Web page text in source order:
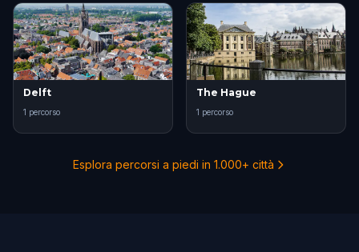
Delft
1 percorso
The Hague
1 percorso
Esplora percorsi a piedi in 1.000+ città